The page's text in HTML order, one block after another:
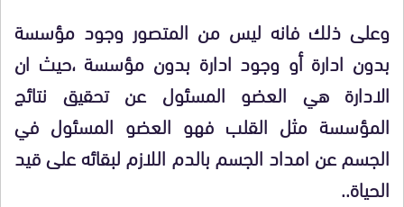
وعلى ذلك فانه ليس من المتصور وجود مؤسسة
بدون ادارة أو وجود ادارة بدون مؤسسة ،حيث ان
الادارة هي العضو المسئول عن تحقيق نتائج
المؤسسة مثل القلب فهو العضو المسئول في
الجسم عن امداد الجسم بالدم اللازم لبقائه على قيد
الحياة..